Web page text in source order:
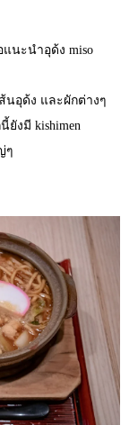
นะนำอุด้ง miso
นอุด้ง และผักต่างๆ
งมี kishimen
ๆ